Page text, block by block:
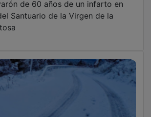
Santuario de la Virgen de la